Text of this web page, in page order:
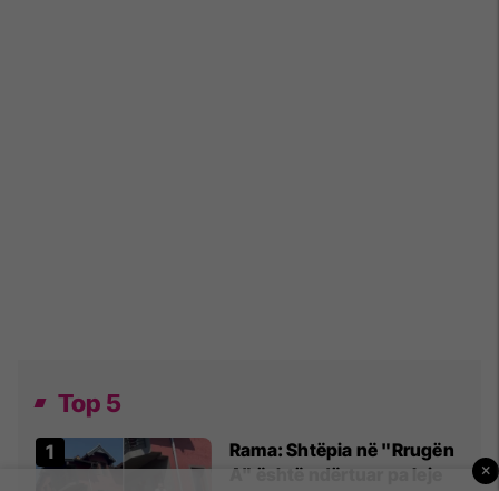
Top 5
Rama: Shtëpia në "Rrugën
A" është ndërtuar pa leje
×